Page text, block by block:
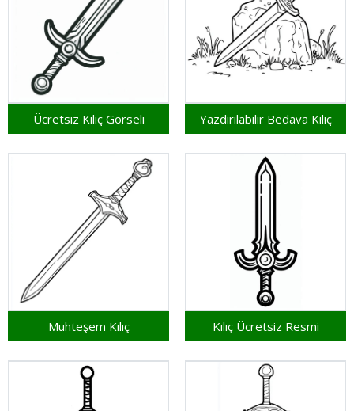
Ücretsiz Kılıç Görseli Yazdırılabilir Bedava Kılıç
Muhteşem Kılıç Kılıç Ücretsiz Resmi